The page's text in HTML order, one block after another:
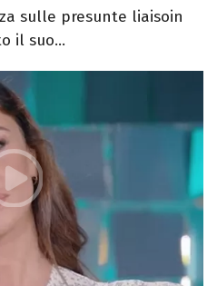
sulle presunte liaisoin
il suo...